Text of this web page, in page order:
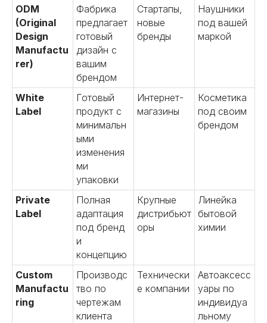
ODM
(Original
Design
Manufactu
rer)
Фабрика
предлагает
готовый
дизайн с
вашим
брендом
Стартапы,
новые
бренды
Наушники
под вашей
маркой
White
Label
Готовый
продукт с
минимальн
ыми
изменения
ми
упаковки
Интернет-
магазины
Косметика
под своим
брендом
Private
Label
Полная
адаптация
под бренд
и
концепцию
Крупные
дистрибьют
оры
Линейка
бытовой
химии
Custom
Manufactu
ring
Производс
тво по
чертежам
клиента
Технически
е компании
Автоаксесс
уары по
индивидуа
льному